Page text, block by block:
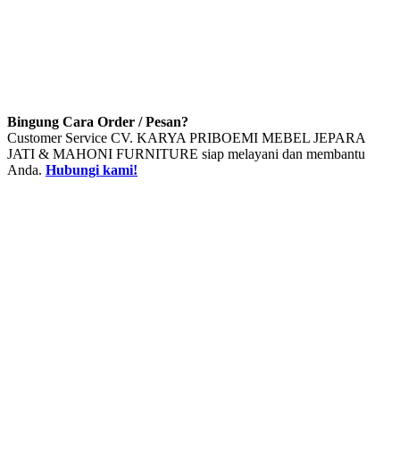
Bingung Cara Order / Pesan?
Customer Service CV. KARYA PRIBOEMI MEBEL JEPARA
JATI & MAHONI FURNITURE siap melayani dan membantu
Anda. Hubungi kami!